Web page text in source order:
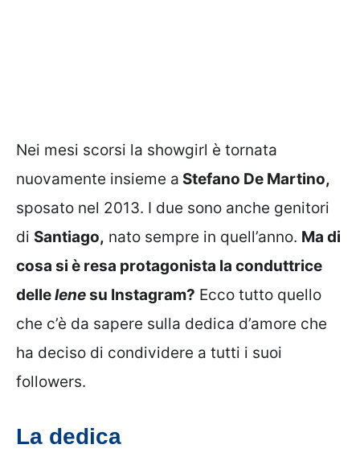
Nei mesi scorsi la showgirl è tornata
nuovamente insieme a Stefano De Martino,
sposato nel 2013. I due sono anche genitori
di Santiago, nato sempre in quell’anno. Ma di
cosa si è resa protagonista la conduttrice
delleIenesu Instagram? Ecco tutto quello
che c’è da sapere sulla dedica d’amore che
ha deciso di condividere a tutti i suoi
followers.
La dedica